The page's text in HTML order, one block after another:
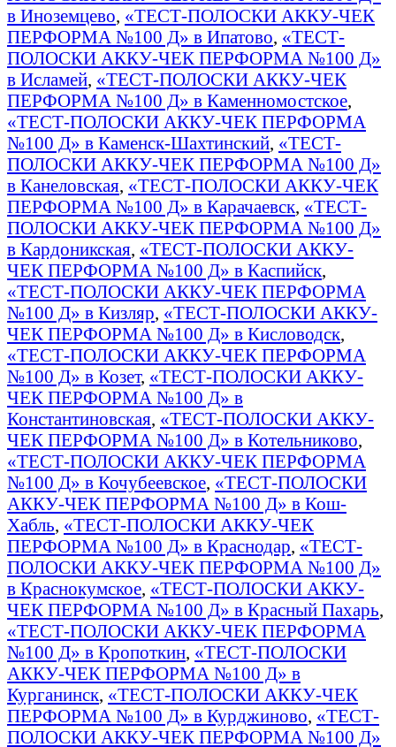
в Иноземцево, «ТЕСТ-ПОЛОСКИ АККУ-ЧЕК
ПЕРФОРМА №100 Д» в Ипатово, «ТЕСТ-
ПОЛОСКИ АККУ-ЧЕК ПЕРФОРМА №100 Д»
в Исламей, «ТЕСТ-ПОЛОСКИ АККУ-ЧЕК
ПЕРФОРМА №100 Д» в Каменномостское,
«ТЕСТ-ПОЛОСКИ АККУ-ЧЕК ПЕРФОРМА
№100 Д» в Каменск-Шахтинский, «ТЕСТ-
ПОЛОСКИ АККУ-ЧЕК ПЕРФОРМА №100 Д»
в Канеловская, «ТЕСТ-ПОЛОСКИ АККУ-ЧЕК
ПЕРФОРМА №100 Д» в Карачаевск, «ТЕСТ-
ПОЛОСКИ АККУ-ЧЕК ПЕРФОРМА №100 Д»
в Кардоникская, «ТЕСТ-ПОЛОСКИ АККУ-
ЧЕК ПЕРФОРМА №100 Д» в Каспийск,
«ТЕСТ-ПОЛОСКИ АККУ-ЧЕК ПЕРФОРМА
№100 Д» в Кизляр, «ТЕСТ-ПОЛОСКИ АККУ-
ЧЕК ПЕРФОРМА №100 Д» в Кисловодск,
«ТЕСТ-ПОЛОСКИ АККУ-ЧЕК ПЕРФОРМА
№100 Д» в Козет, «ТЕСТ-ПОЛОСКИ АККУ-
ЧЕК ПЕРФОРМА №100 Д» в
Константиновская, «ТЕСТ-ПОЛОСКИ АККУ-
ЧЕК ПЕРФОРМА №100 Д» в Котельниково,
«ТЕСТ-ПОЛОСКИ АККУ-ЧЕК ПЕРФОРМА
№100 Д» в Кочубеевское, «ТЕСТ-ПОЛОСКИ
АККУ-ЧЕК ПЕРФОРМА №100 Д» в Кош-
Хабль, «ТЕСТ-ПОЛОСКИ АККУ-ЧЕК
ПЕРФОРМА №100 Д» в Краснодар, «ТЕСТ-
ПОЛОСКИ АККУ-ЧЕК ПЕРФОРМА №100 Д»
в Краснокумское, «ТЕСТ-ПОЛОСКИ АККУ-
ЧЕК ПЕРФОРМА №100 Д» в Красный Пахарь,
«ТЕСТ-ПОЛОСКИ АККУ-ЧЕК ПЕРФОРМА
№100 Д» в Кропоткин, «ТЕСТ-ПОЛОСКИ
АККУ-ЧЕК ПЕРФОРМА №100 Д» в
Курганинск, «ТЕСТ-ПОЛОСКИ АККУ-ЧЕК
ПЕРФОРМА №100 Д» в Курджиново, «ТЕСТ-
ПОЛОСКИ АККУ-ЧЕК ПЕРФОРМА №100 Д»